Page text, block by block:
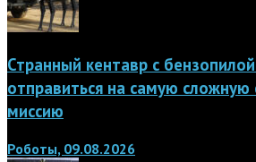
Странный кентавр с
отправиться на самую сложную
миссию
Роботы, 09.08.2026